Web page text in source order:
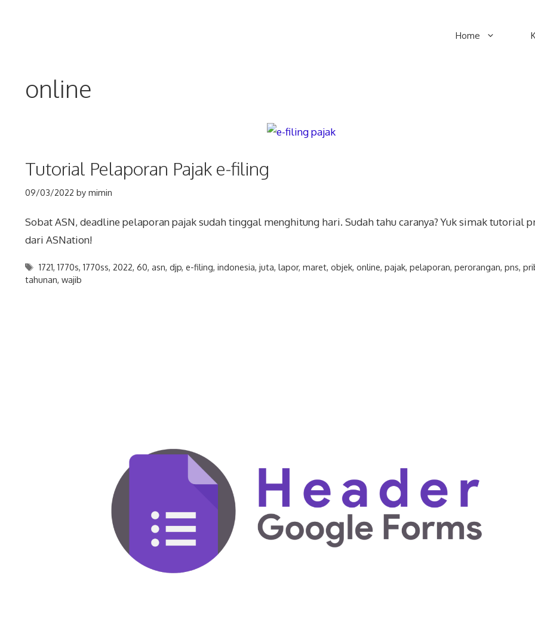
Home
online
Tutorial Pelaporan Pajak e-filing
09/03/2022 by mimin
Sobat ASN, deadline pelaporan pajak sudah tinggal menghitung hari. Sudah tahu caranya? Yuk simak tutorial
dari ASNation!
Tags
1721,1770s,1770ss, 2022,60,asn,djp,e-filing,indonesia,juta,lapor,maret,objek,online,pajak,pelaporan,perorangan,pns,
tahunan, wajib